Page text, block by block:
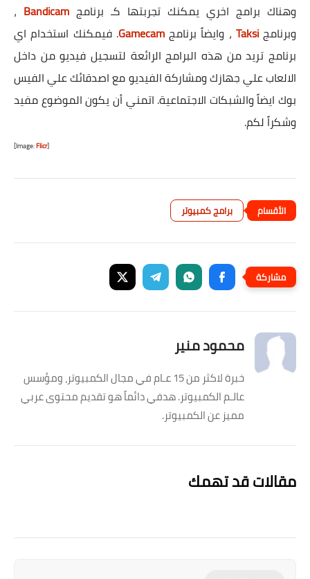
وهناك برامج اخري يمكنك تجربتها كـ برنامج Bandicam ،
وبرنامجTaksi ، وايضاً برنامجGamecam. فيمكنك استخدام اي
برنامج تريد من هذه البرامج الرائعة لتسجيل فيديو من داخل
الالعاب علي جهازك ومشاركة الفيديو مع اصدقائك علي الفيس
بوك ايضاً والشبكات الاجتماعية. اتمني أن يكون الموضوع مفيد
وشكراً لكم.
[Image:Flicr]
برامج كمبيوتر
محمود منير
خبرة لاكثر من 15 عـام في مجال الكمبيوتر، ومؤسس
عالـم الكمبيوتر. هدفي دائماً هو تقديم محتوى عربي
مميز عن الكمبيوتر.
مقالات قد تهمك